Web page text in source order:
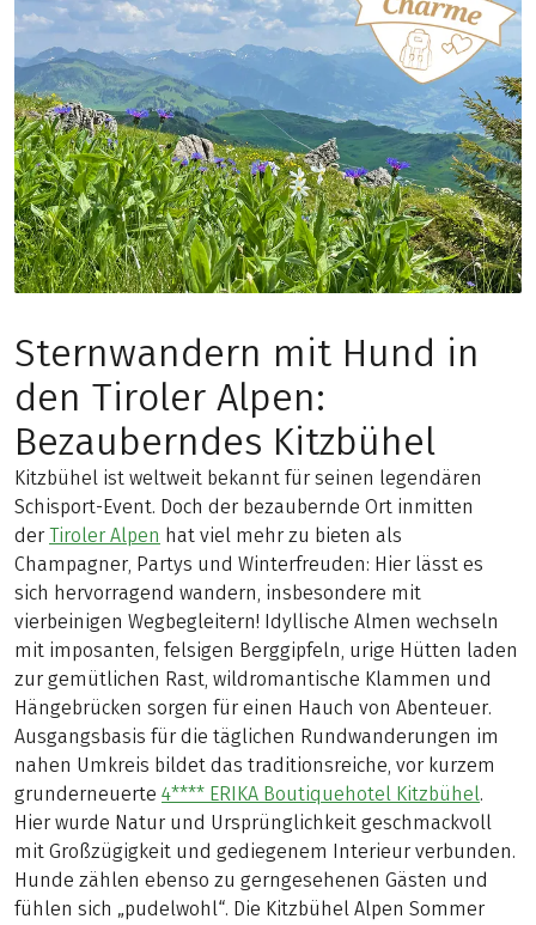
Sternwandern mit Hund in
den Tiroler Alpen:
Bezauberndes Kitzbühel
Kitzbühel ist weltweit bekannt für seinen legendären
Schisport-Event. Doch der bezaubernde Ort inmitten
der Tiroler Alpen hat viel mehr zu bieten als
Champagner, Partys und Winterfreuden: Hier lässt es
sich hervorragend wandern, insbesondere mit
vierbeinigen Wegbegleitern! Idyllische Almen wechseln
mit imposanten, felsigen Berggipfeln, urige Hütten laden
zur gemütlichen Rast, wildromantische Klammen und
Hängebrücken sorgen für einen Hauch von Abenteuer.
Ausgangsbasis für die täglichen Rundwanderungen im
nahen Umkreis bildet das traditionsreiche, vor kurzem
grunderneuerte 4**** ERIKA Boutiquehotel Kitzbühel.
Hier wurde Natur und Ursprünglichkeit geschmackvoll
mit Großzügigkeit und gediegenem Interieur verbunden.
Hunde zählen ebenso zu gerngesehenen Gästen und
fühlen sich „pudelwohl“. Die Kitzbühel Alpen Sommer